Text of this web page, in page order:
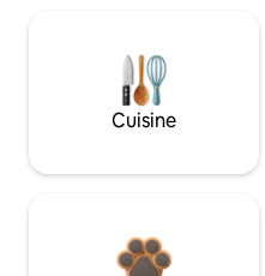
Cuisine